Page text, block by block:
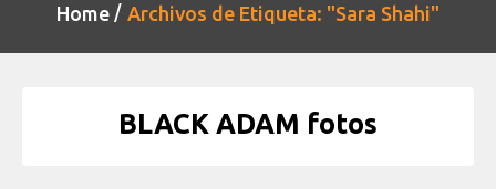
Home Archivos de Etiqueta: "Sara Shahi"
BLACK ADAM fotos